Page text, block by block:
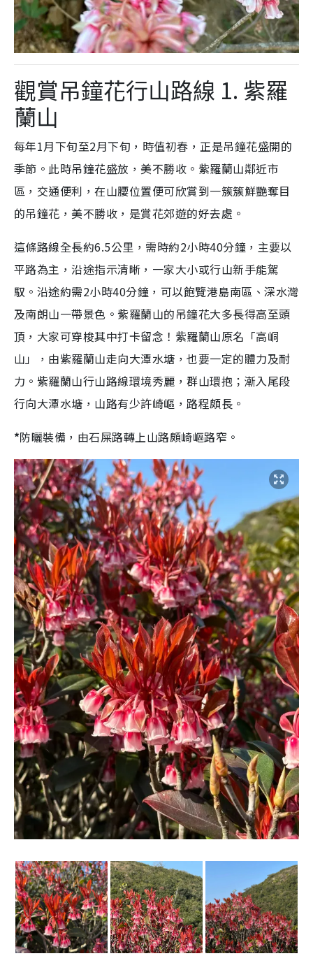
觀賞吊鐘花行山路線 1. 紫羅
蘭山
每年1月下旬至2月下旬，時值初春，正是吊鐘花盛開的
季節。此時吊鐘花盛放，美不勝收。紫羅蘭山鄰近市
區，交通便利，在山腰位置便可欣賞到一簇簇鮮艷奪目
的吊鐘花，美不勝收，是賞花郊遊的好去處。
這條路線全長約6.5公里，需時約2小時40分鐘，主要以
平路為主，沿途指示清晰，一家大小或行山新手能駕
馭。沿途約需2小時40分鐘，可以飽覽港島南區、深水灣
及南朗山一帶景色。紫羅蘭山的吊鐘花大多長得高至頭
頂，大家可穿梭其中打卡留念！ 紫羅蘭山原名「高峒
山」，由紫羅蘭山走向大潭水塘，也要一定的體力及耐
力。紫羅蘭山行山路線環境秀麗，群山環抱；漸入尾段
行向大潭水塘，山路有少許崎嶇，路程頗長。
*防曬裝備，由石屎路轉上山路頗崎嶇路窄。